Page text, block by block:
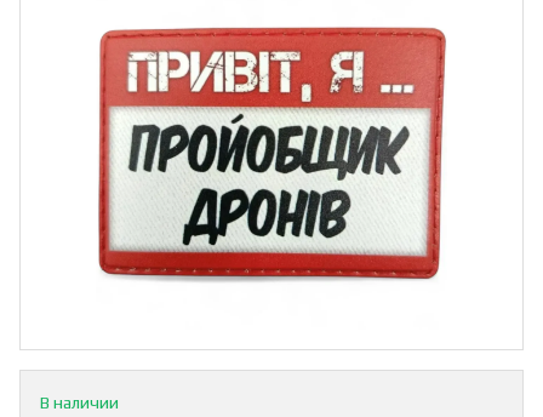
В наличии